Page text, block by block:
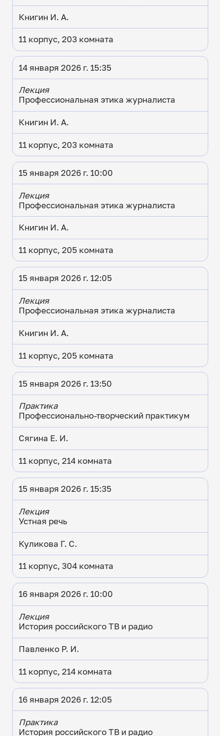
Книгин И. А.
11 корпус, 203 комната
14 января 2026 г. 15:35
Лекция
Профессиональная этика журналиста
Книгин И. А.
11 корпус, 203 комната
15 января 2026 г. 10:00
Лекция
Профессиональная этика журналиста
Книгин И. А.
11 корпус, 205 комната
15 января 2026 г. 12:05
Лекция
Профессиональная этика журналиста
Книгин И. А.
11 корпус, 205 комната
15 января 2026 г. 13:50
Практика
Профессионально-творческий практикум
Сягина Е. И.
11 корпус, 214 комната
15 января 2026 г. 15:35
Лекция
Устная речь
Куликова Г. С.
11 корпус, 304 комната
16 января 2026 г. 10:00
Лекция
История российского ТВ и радио
Павленко Р. И.
11 корпус, 214 комната
16 января 2026 г. 12:05
Практика
История российского ТВ и радио